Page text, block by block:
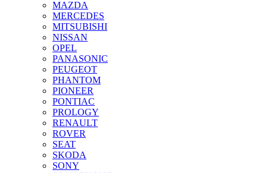
MAZDA
MERCEDES
MITSUBISHI
NISSAN
OPEL
PANASONIC
PEUGEOT
PHANTOM
PIONEER
PONTIAC
PROLOGY
RENAULT
ROVER
SEAT
SKODA
SONY